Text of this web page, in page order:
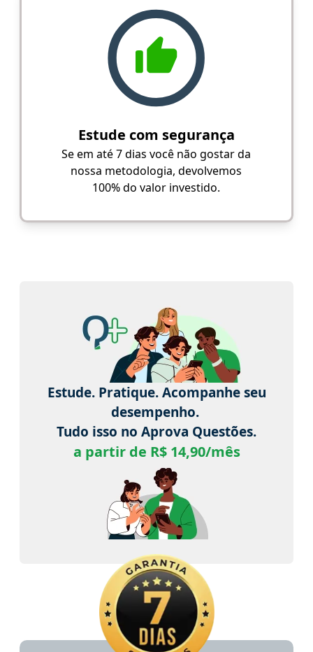
Estude com segurança
Se em até 7 dias você não gostar da
nossa metodologia, devolvemos
100% do valor investido.
Estude. Pratique. Acompanhe seu
desempenho.
Tudo isso no Aprova Questões.
a partir de R$ 14,90/mês